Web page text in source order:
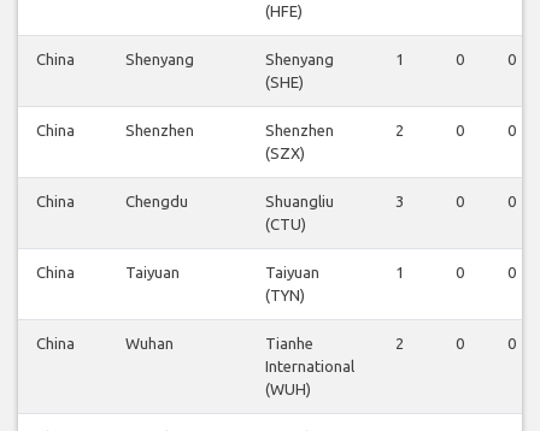
(HFE)
China Shenyang
Shenyang
(SHE)
1 0 0
China Shenzhen
Shenzhen
(SZX)
2 0 0
China Chengdu
Shuangliu
(CTU)
3 0 0
China Taiyuan
Taiyuan
(TYN)
1 0 0
China Wuhan
Tianhe
International
(WUH)
2 0 0